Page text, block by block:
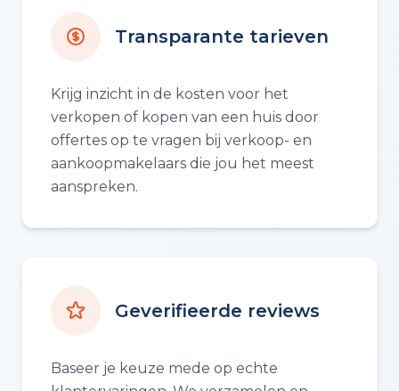
Transparante tarieven
Krijg inzicht in de kosten voor het
verkopen of kopen van een huis door
offertes op te vragen bij verkoop- en
aankoopmakelaars die jou het meest
aanspreken.
Geverifieerde reviews
Baseer je keuze mede op echte